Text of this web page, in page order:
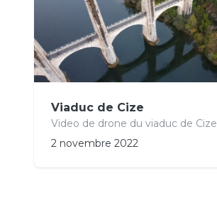
Viaduc de Cize
Video de drone du viaduc de Cize
2 novembre 2022